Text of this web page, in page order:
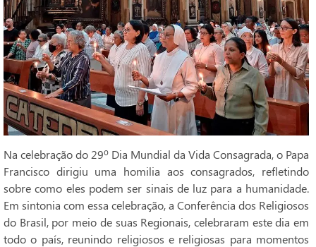
Na celebração do 29º Dia Mundial da Vida Consagrada, o Papa
Francisco dirigiu uma homilia aos consagrados, refletindo
sobre como eles podem ser sinais de luz para a humanidade.
Em sintonia com essa celebração, a Conferência dos Religiosos
do Brasil, por meio de suas Regionais, celebraram este dia em
todo o país, reunindo religiosos e religiosas para momentos